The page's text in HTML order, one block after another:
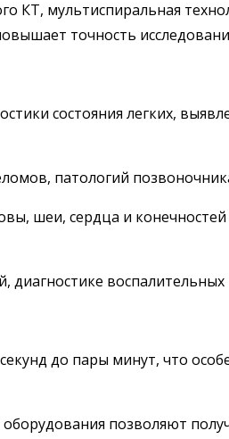
КТ, мультиспиральная
точность
состояния легких,
патологий
шеи, сердца и
до пары минут, что
позволяют